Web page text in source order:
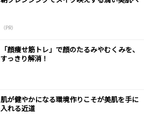
（PR）
「顔痩せ筋トレ」で顔のたるみやむくみを、
すっきり解消！
肌が健やかになる環境作りこそが美肌を手に
入れる近道